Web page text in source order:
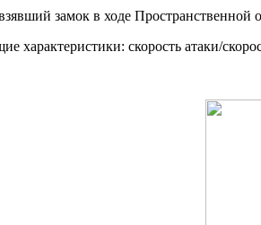
замок в ходе
характеристики: скорость атаки/